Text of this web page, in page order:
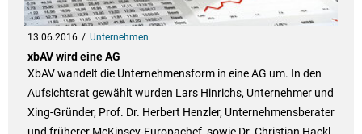
13.06.2016 Unternehmen
xbAV wird eine AG
XbAV wandelt die Unternehmensform in eine AG um. In den
Aufsichtsrat gewählt wurden Lars Hinrichs, Unternehmer und
Xing-Gründer, Prof. Dr. Herbert Henzler, Unternehmensberater